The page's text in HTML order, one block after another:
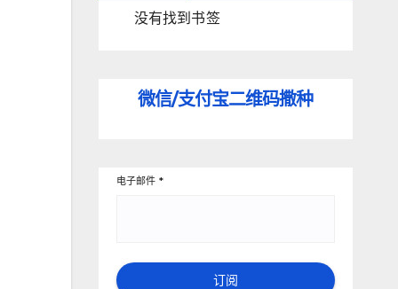
没有找到书签
微信/支付宝二维码撒种
电子邮件 *
订阅